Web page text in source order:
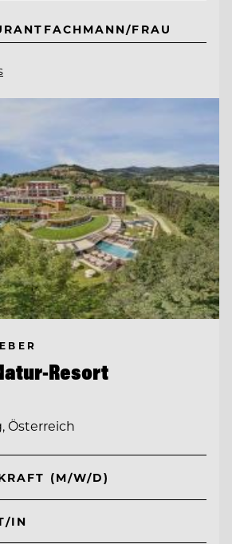
FRAU
Resort
Österreich
(M/W/D)
IN